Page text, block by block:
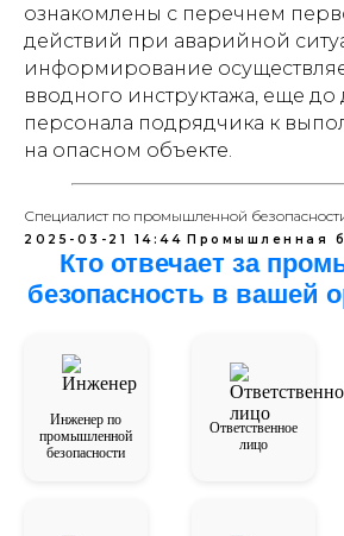
ознакомлены с перечнем
действий при аварийной
информирование
вводного инструктажа, еще до
персонала подрядчика к
на опасном объекте.
Специалист по промышленной
2025-03-21 14:44 Промышленная
Кто отвечает за
безопасность в вашей
Инженер по
промышленной
безопасности
Ответственное
лицо